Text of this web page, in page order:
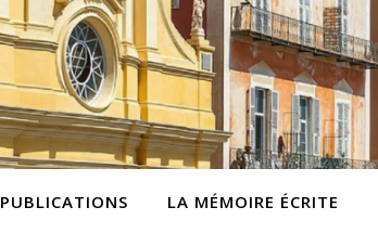
PUBLICATIONS LA MÉMOIRE ÉCRITE